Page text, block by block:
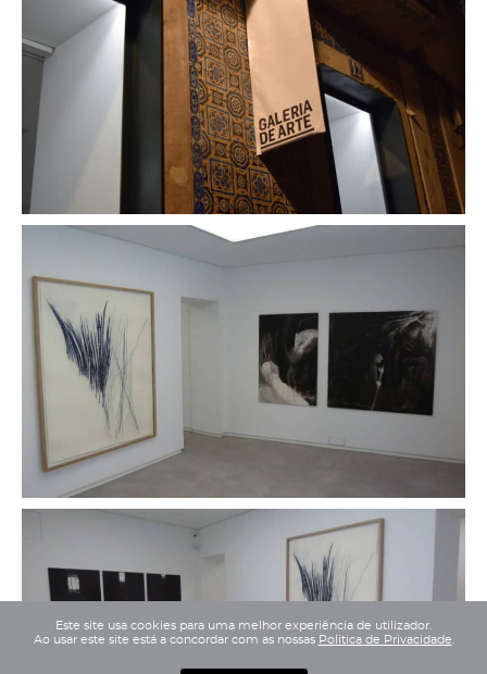
Este site usa cookies para uma melhor experiência de utilizador.
Ao usar este site está a concordar com as nossas Politica de Privacidade